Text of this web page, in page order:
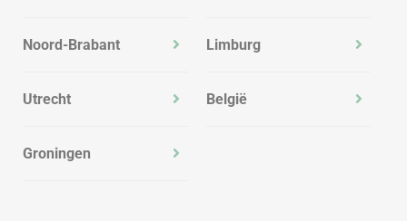
Noord-Brabant
Utrecht
Groningen
Limburg
België